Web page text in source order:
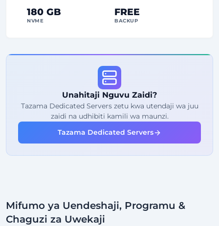
180 GB
NVME
FREE
BACKUP
Trafiki
Pointi za Backup
Usaidizi wa Wataalam
IliyotengwaAnwani ya IP
Unahitaji Nguvu Zaidi?
Tazama Dedicated Servers zetu kwa utendaji wa juu
zaidi na udhibiti kamili wa maunzi.
Tazama Dedicated Servers
Mifumo ya Uendeshaji, Programu &
Chaguzi za Uwekaji